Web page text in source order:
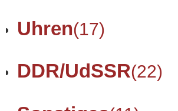
Uhren(17)
DDR/UdSSR(22)